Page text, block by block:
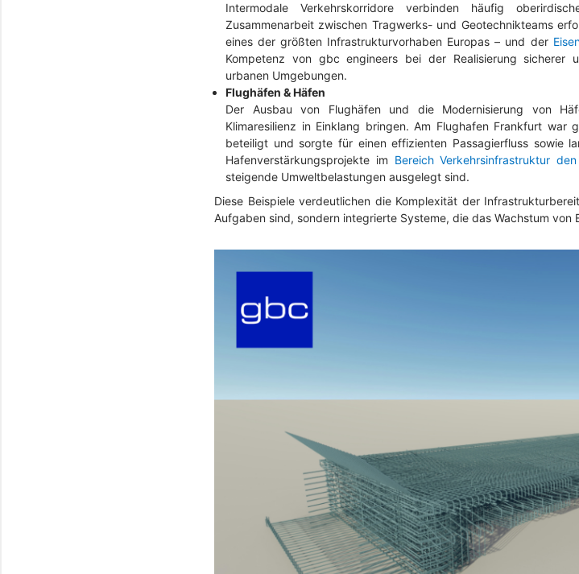
Intermodale Verkehrskorridore verbinden häufig
Zusammenarbeit zwischen Tragwerks- und Geotechnikteams
eines der größten Infrastrukturvorhaben Europas – und der
Kompetenz von gbc engineers bei der Realisierung sicherer
urbanen Umgebungen.
Flughäfen & Häfen
Der Ausbau von Flughäfen und die Modernisierung von
Klimaresilienz in Einklang bringen. Am Flughafen Frankfurt
beteiligt und sorgte für einen effizienten Passagierfluss sowie
Hafenverstärkungsprojekte im Bereich Verkehrsinfrastruktur
steigende Umweltbelastungen ausgelegt sind.
Diese Beispiele verdeutlichen die Komplexität der
Aufgaben sind, sondern integrierte Systeme, die das Wachstum von